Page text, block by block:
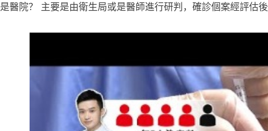
是醫院？ 主要是由衛生局或是醫師進行研判，確診個案經評估